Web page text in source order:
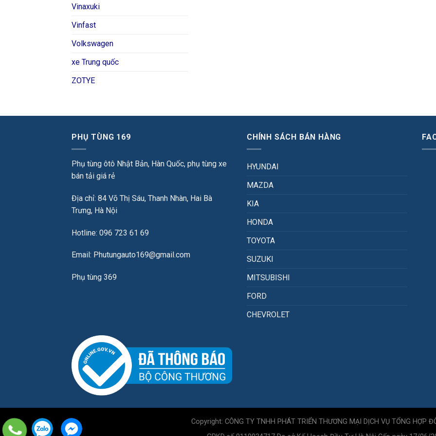
Vinaxuki
Vinfast
Volkswagen
xe Trung quốc
ZOTYE
PHỤ TÙNG 169
Phụ tùng ôtô Nhật Bản, Hàn Quốc, phụ tùng xe
bán tải giá rẻ
Địa chỉ: 84 Võ Thị Sáu, Thanh Nhàn, Hai Bà
Trưng, Hà Nội
Hotline: 096 723 61 69
Email: Phutungauto169@gmail.com
Phụ tùng 369
CHÍNH SÁCH BÁN HÀNG
HYUNDAI
MAZDA
KIA
HONDA
TOYOTA
SUZUKI
MITSUBISHI
FORD
CHEVROLET
Copyright: CÔNG TY TNHH PHÁT TRIỂN THƯƠNG MẠI DỊCH VỤ TỔNG HỢP